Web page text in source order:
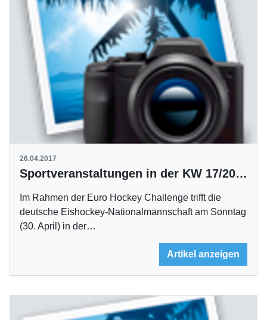
26.04.2017
Sportveranstaltungen in der KW 17/2017
Im Rahmen der Euro Hockey Challenge trifft die
deutsche Eishockey-Nationalmannschaft am Sonntag
(30. April) in der…
Artikel anzeigen